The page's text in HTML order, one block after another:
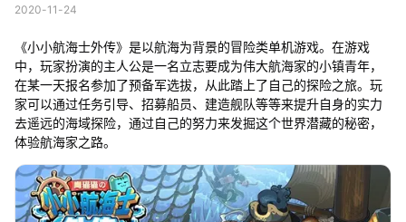
2020-11-24
《小小航海士外传》是以航海为背景的冒险类单机游戏。在游戏
中，玩家扮演的主人公是一名立志要成为伟大航海家的小镇青年，
在某一天报名参加了预备军选拔，从此踏上了自己的探险之旅。玩
家可以通过任务引导、招募船员、建造舰队等等来提升自身的实力
去遥远的海域探险，通过自己的努力来发掘这个世界潜藏的秘密，
体验航海家之路。